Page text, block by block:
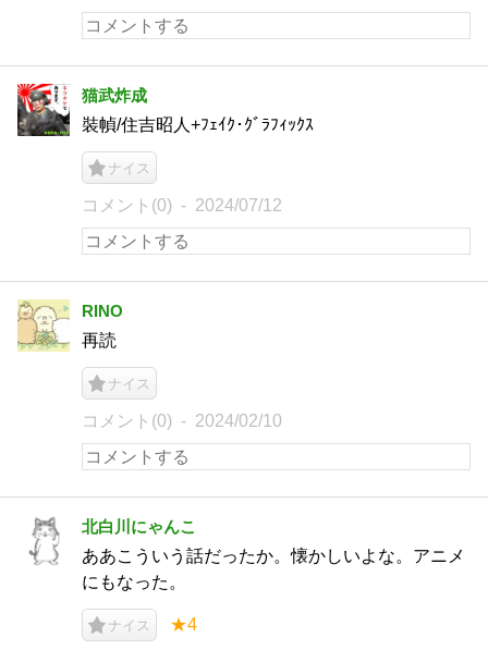
猫武炸成
裝幀/住吉昭人+ﾌｪｲｸ･ｸﾞﾗﾌｨｯｸｽ
ナイス
コメント(0) 2024/07/12
RINO
再読
ナイス
コメント(0) 2024/02/10
北白川にゃんこ
ああこういう話だったか。懐かしいよな。アニメ
にもなった。
ナイス ★4